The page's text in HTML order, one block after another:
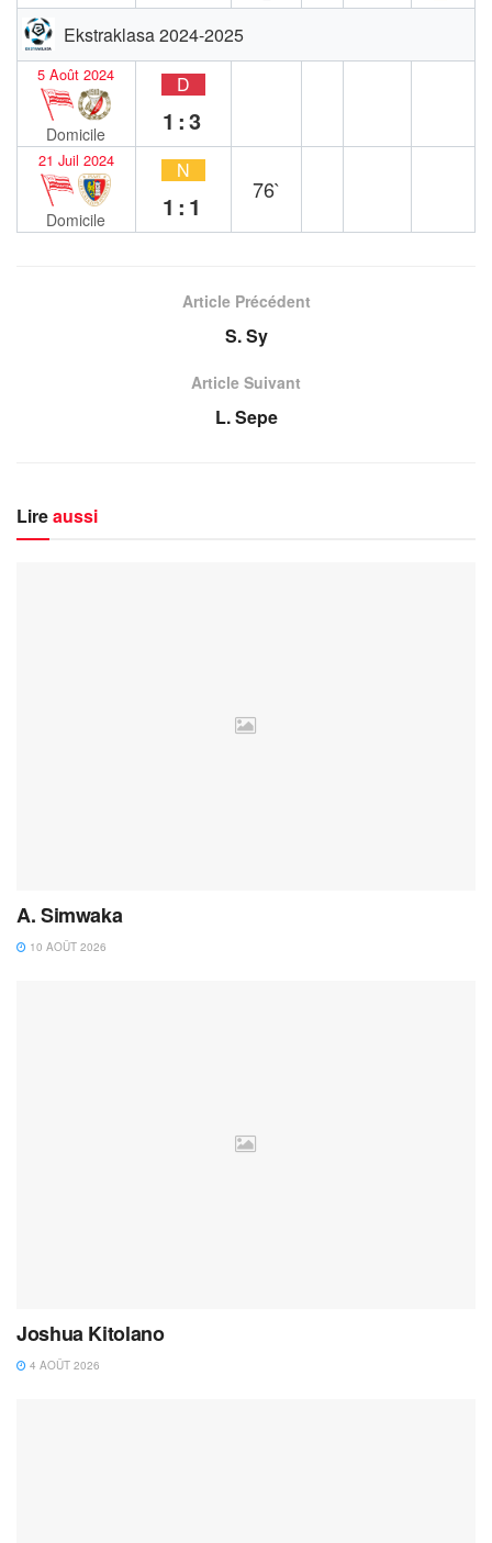
Ekstraklasa 2024-2025
5 Août 2024
Domicile
D
1:3
21 Juil 2024
Domicile
N
1:1
76`
Article Précédent
S. Sy
Article Suivant
L. Sepe
Lireaussi
A. Simwaka
10 AOÛT 2026
Joshua Kitolano
4 AOÛT 2026